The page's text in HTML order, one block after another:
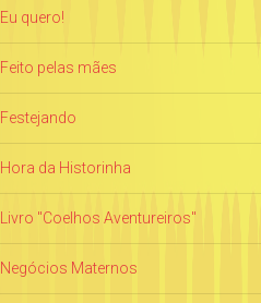
Eu quero!
Feito pelas mães
Festejando
Hora da Historinha
Livro "Coelhos Aventureiros"
Negócios Maternos